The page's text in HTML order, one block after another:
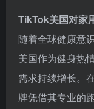
TikTok美国对家
随着全球健康意
美国作为健身热
需求持续增长。
牌凭借其专业的